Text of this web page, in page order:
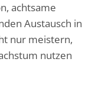
achtsame
Austausch in
nur meistern,
nutzen